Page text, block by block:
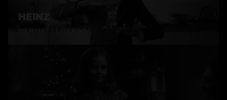
BERNAT LLITERAS